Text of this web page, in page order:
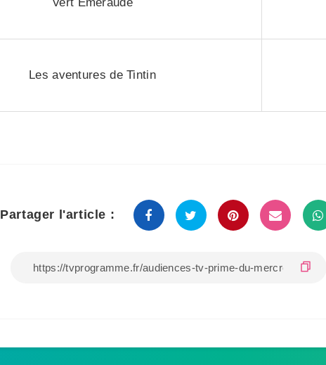
Les aventures de Tintin
Partager l'article :